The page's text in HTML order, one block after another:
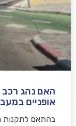
האם נהג רכב
אופניים
בהתאם לתקנות